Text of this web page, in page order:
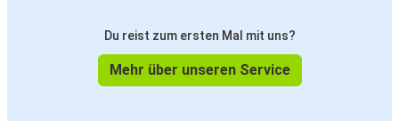
Du reist zum ersten Mal mit uns?
Mehr über unseren Service